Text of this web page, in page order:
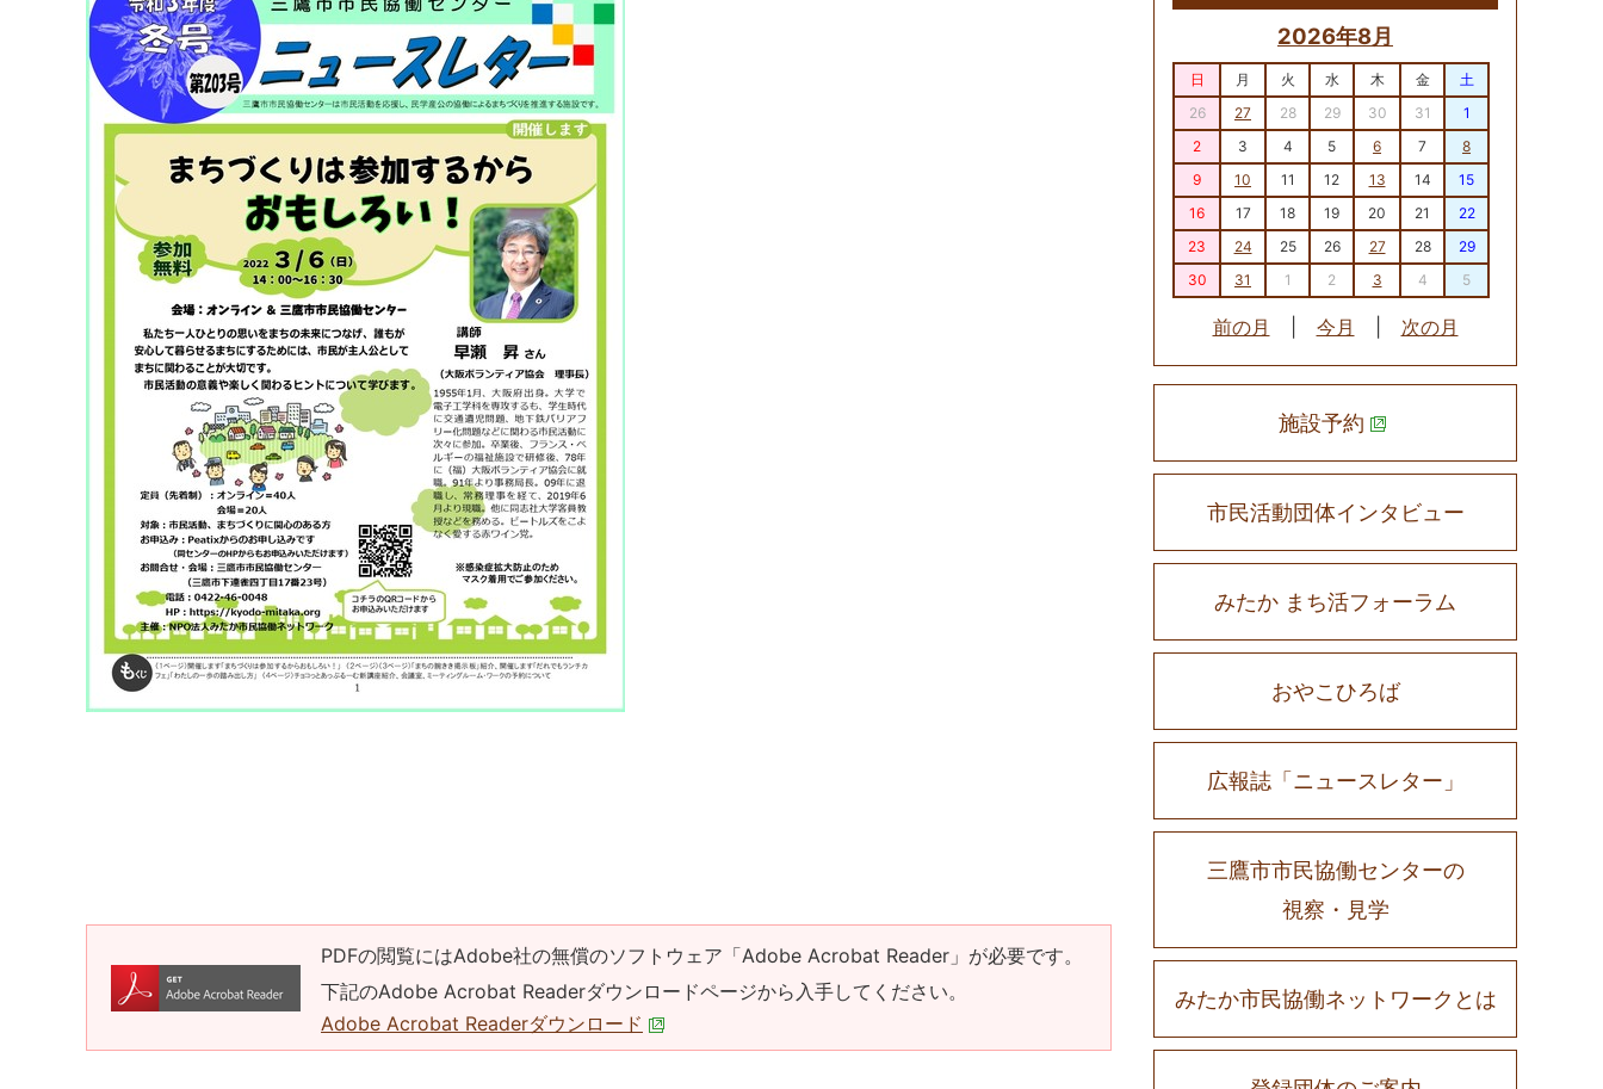
PDFの閲覧にはAdobe社の無償のソフトウェア「Adobe Acrobat Reader」が必要です。
下記のAdobe Acrobat Readerダウンロードページから入手してください。
Adobe Acrobat Readerダウンロード
2026年8月
日 月 火 水 木 金
土
26
27 28 29 30 31
1
2
3 4 5 6 7
8
9
10 11 12 13 14
15
16
17 18 19 20 21
22
23
24 25 26 27 28
29
30
31 1 2 3 4 5
前の月 今月 次の月
施設予約
市民活動団体インタビュー
みたか まち活フォーラム
おやこひろば
広報誌「ニュースレター」
三鷹市市民協働センターの
視察・見学
みたか市民協働ネットワークとは